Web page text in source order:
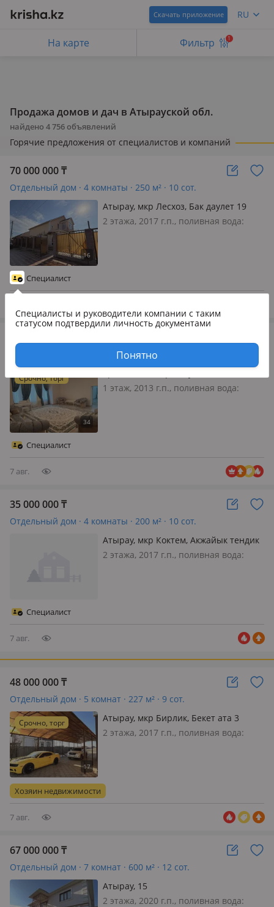
Скачать приложение RU
На карте Фильтр 1
Продажа домов и дач в Атырауской обл.
найдено 4 756 объявлений
Горячие предложения от специалистов и компаний
70 000 000₸
Отдельный дом · 4 комнаты · 250 м² · 10 сот.
Атырау, мкр Лесхоз, Бак даулет 19
2 этажа, 2017 г.п., поливная вода:
Специалисты и руководители компании с таким
статусом подтвердили личность документами
Понятно
Специалист
Отдельный дом · 7 комнат · 386 м² · 45 сот.
Срочно, торг
1 этаж, 2013 г.п., поливная вода:
Специалист
7 авг.
35 000 000₸
Отдельный дом · 4 комнаты · 200 м² · 10 сот.
Атырау, мкр Коктем, Акжайык тендик
173
2 этажа, 2017 г.п., поливная вода:
Специалист
7 авг.
48 000 000₸
Отдельный дом · 5 комнат · 227 м² · 9 сот.
Срочно, торг
Атырау, мкр Бирлик, Бекет ата 3
2 этажа, 2017 г.п., поливная вода:
қабатты коттедж барлық заттарымен
бірге 5 тұрғын бөлме, 3 жаты…
Хозяин недвижимости
7 авг.
67 000 000₸
Отдельный дом · 7 комнат · 600 м² · 12 сот.
Атырау, 15
2 этажа, 2020 г.п., поливная вода: